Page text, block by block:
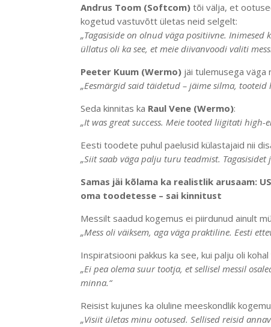
Andrus Toom (Softcom) tõi välja, et
kogetud vastuvõtt ületas neid selgelt:
„Tagasiside on olnud väga positiivne.
üllatus oli ka see, et meie diivanvoodi valiti
Peeter Kuum (Wermo) jäi tulemusega väga
„Eesmärgid said täidetud – jäime silma,
Seda kinnitas ka Raul Vene (Wermo):
„It was great success. Meie tooted liigitati
Eesti toodete puhul paelusid külastajaid nii
„Siit saab väga palju turu teadmist.
Samas jäi kõlama ka realistlik arusaam:
oma toodetesse – sai kinnitust
Messilt saadud kogemus ei piirdunud ainult
„Mess oli väiksem, aga väga praktiline. Eesti
Inspiratsiooni pakkus ka see, kui palju oli
„Ei pea olema suur tootja, et sellisel messil
minna.“
Reisist kujunes ka oluline meeskondlik
„Visiit ületas minu ootused. Sellised reisid